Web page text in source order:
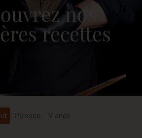
nos
recettes
Poisson Viande